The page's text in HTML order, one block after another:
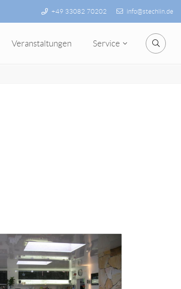
+49 33082 70202 info@stechlin.de
Veranstaltungen Service Suche